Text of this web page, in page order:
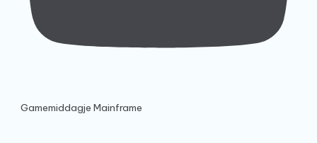
Gamemiddagje Mainframe